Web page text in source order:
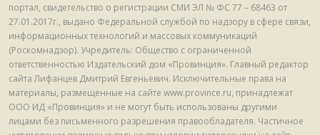
портал, свидетельство о регистрации СМИ ЭЛ № ФС 77 – 68463 от
27.01.2017г., выдано Федеральной службой по надзору в сфере связи,
информационных технологий и массовых коммуникаций
(Роскомнадзор). Учредитель: Общество с ограниченной
ответственностью Издательский дом «Провинция». Главный редактор
сайта Лифанцев Дмитрий Евгеньевич. Исключительные права на
материалы, размещенные на сайте www.province.ru, принадлежат
ООО ИД «Провинция» и не могут быть использованы другими
лицами без письменного разрешения правообладателя. Частичное